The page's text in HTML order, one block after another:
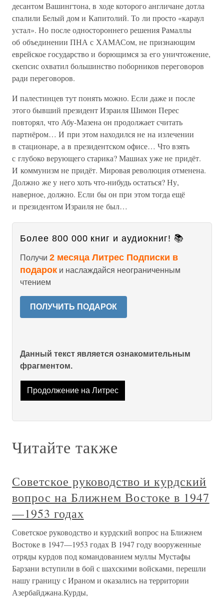
десантом Вашингтона, в ходе которого англичане дотла
спалили Белый дом и Капитолий. То ли просто «караул
устал». Но после одностороннего решения Рамаллы
об объединении ПНА с ХАМАСом, не признающим
еврейское государство и борющимся за его уничтожение,
скепсис охватил большинство поборников переговоров
ради переговоров.
И палестинцев тут понять можно. Если даже и после
этого бывший президент Израиля Шимон Перес
повторял, что Абу-Мазена он продолжает считать
партнёром… И при этом находился не на излечении
в стационаре, а в президентском офисе… Что взять
с глубоко верующего старика? Машиах уже не придёт.
И коммунизм не придёт. Мировая революция отменена.
Должно же у него хоть что-нибудь остаться? Ну,
наверное, должно. Если бы он при этом тогда ещё
и президентом Израиля не был…
Более 800 000 книг и аудиокниг! 📚
Получи 2 месяца Литрес Подписки в
подарок и наслаждайся неограниченным
чтением
ПОЛУЧИТЬ ПОДАРОК
Данный текст является ознакомительным
фрагментом.
Продолжение на Литрес
Читайте также
Советское руководство и курдский
вопрос на Ближнем Востоке в 1947
—1953 годах
Советское руководство и курдский вопрос на Ближнем
Востоке в 1947—1953 годах В 1947 году вооруженные
отряды курдов под командованием муллы Мустафы
Барзани вступили в бой с шахскими войсками, перешли
нашу границу с Ираном и оказались на территории
Азербайджана.Курды,